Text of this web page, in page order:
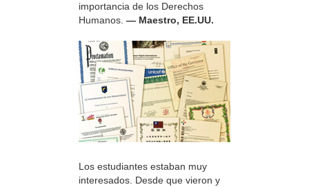
importancia de los Derechos
Humanos. — Maestro, EE.UU.
Los estudiantes estaban muy
interesados. Desde que vieron y